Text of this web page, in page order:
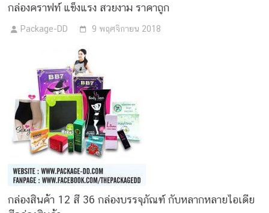
กล่องคราฟท์ แข็งแรง สวยงาม ราคาถูก
Package-DD 9 พฤศจิกายน 2018
กล่องสินค้า 12 สี 36 กล่องบรรจุภัณฑ์ กับหลากหลายไอเดีย